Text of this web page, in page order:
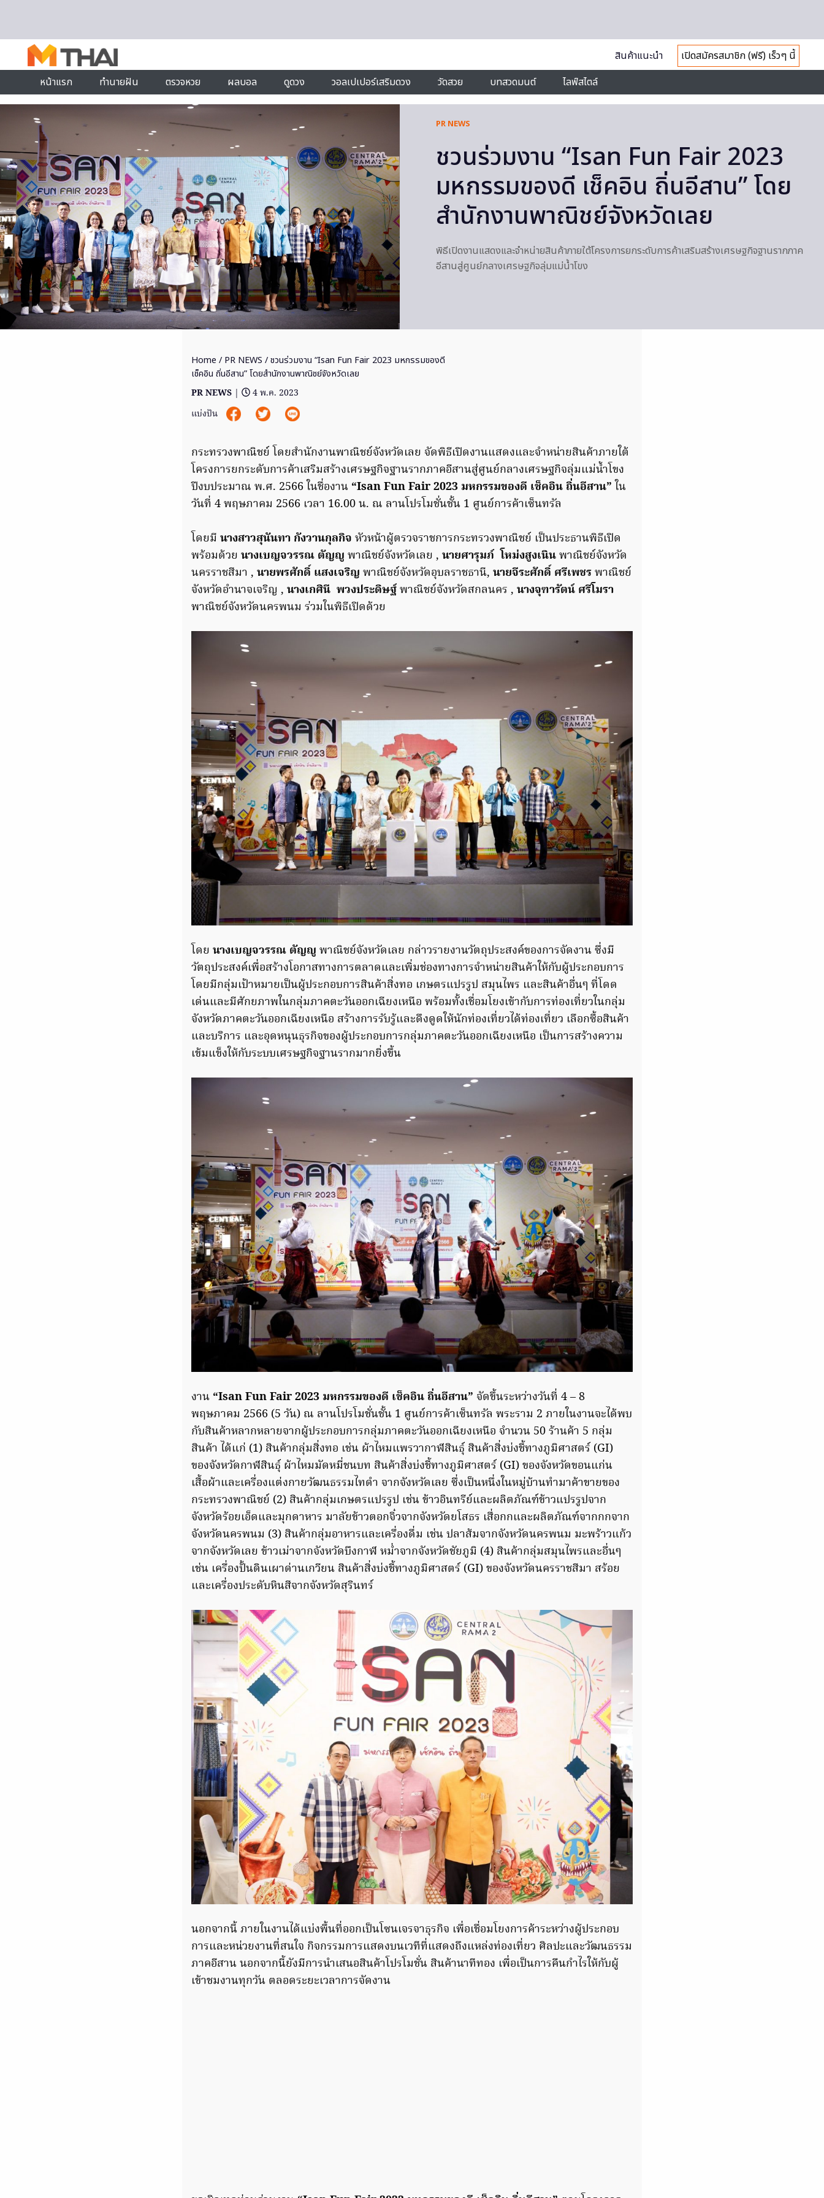
สินค้าแนะนำ
เปิดสมัครสมาชิก (ฟรี) เร็วๆ นี้
หน้าแรก
ทำนายฝัน ตรวจหวย ผลบอล ดูดวง วอลเปเปอร์เสริมดวง วัดสวย บทสวดมนต์ ไลฟ์สไตล์
PR NEWS
ชวนร่วมงาน “Isan Fun Fair 2023
มหกรรมของดี เช็คอิน ถิ่นอีสาน” โดย
สำนักงานพาณิชย์จังหวัดเลย
พิธีเปิดงานแสดงและจำหน่ายสินค้าภายใต้โครงการยกระดับการค้าเสริมสร้างเศรษฐกิจฐานรากภาค
อีสานสู่ศูนย์กลางเศรษฐกิจลุ่มแม่น้ำโขง
Home / PR NEWS / ชวนร่วมงาน “Isan Fun Fair 2023 มหกรรมของดี
เช็คอิน ถิ่นอีสาน” โดยสำนักงานพาณิชย์จังหวัดเลย
PR NEWS |
4 พ.ค. 2023
แบ่งปัน
กระทรวงพาณิชย์ โดยสำนักงานพาณิชย์จังหวัดเลย จัดพิธีเปิดงานแสดงและจำหน่ายสินค้าภายใต้
โครงการยกระดับการค้าเสริมสร้างเศรษฐกิจฐานรากภาคอีสานสู่ศูนย์กลางเศรษฐกิจลุ่มแม่น้ำโขง
ปีงบประมาณ พ.ศ. 2566 ในชื่องาน “Isan Fun Fair 2023 มหกรรมของดี เช็คอิน ถิ่นอีสาน” ใน
วันที่ 4 พฤษภาคม 2566 เวลา 16.00 น. ณ ลานโปรโมชั่นชั้น 1 ศูนย์การค้าเซ็นทรัล
โดยมี นางสาวสุนันทา กังวานกุลกิจ หัวหน้าผู้ตรวจราชการกระทรวงพาณิชย์ เป็นประธานพิธีเปิด
พร้อมด้วย นางเบญจวรรณ ตัญญู พาณิชย์จังหวัดเลย , นายศารุมภ์ โหม่งสูงเนินพาณิชย์จังหวัด
นครราชสีมา , นายพรศักดิ์ แสงเจริญ พาณิชย์จังหวัดอุบลราชธานี, นายจีระศักดิ์ ศรีเพชรพาณิชย์
จังหวัดอำนาจเจริญ , นางเกศินี พวงประดิษฐ์พาณิชย์จังหวัดสกลนคร , นางจุฑารัตน์ ศรีโมรา
พาณิชย์จังหวัดนครพนม ร่วมในพิธีเปิดด้วย
โดย นางเบญจวรรณ ตัญญู พาณิชย์จังหวัดเลย กล่าวรายงานวัตถุประสงค์ของการจัดงาน ซึ่งมี
วัตถุประสงค์เพื่อสร้างโอกาสทางการตลาดและเพิ่มช่องทางการจำหน่ายสินค้าให้กับผู้ประกอบการ
โดยมีกลุ่มเป้าหมายเป็นผู้ประกอบการสินค้าสิ่งทอ เกษตรแปรรูป สมุนไพร และสินค้าอื่นๆ ที่โดด
เด่นและมีศักยภาพในกลุ่มภาคตะวันออกเฉียงเหนือ พร้อมทั้งเชื่อมโยงเข้ากับการท่องเที่ยวในกลุ่ม
จังหวัดภาคตะวันออกเฉียงเหนือ สร้างการรับรู้และดึงดูดให้นักท่องเที่ยวได้ท่องเที่ยว เลือกซื้อสินค้า
และบริการ และอุดหนุนธุรกิจของผู้ประกอบการกลุ่มภาคตะวันออกเฉียงเหนือ เป็นการสร้างความ
เข้มแข็งให้กับระบบเศรษฐกิจฐานรากมากยิ่งขึ้น
งาน “Isan Fun Fair 2023 มหกรรมของดี เช็คอิน ถิ่นอีสาน” จัดขึ้นระหว่างวันที่ 4 – 8
พฤษภาคม 2566 (5 วัน) ณ ลานโปรโมชั่นชั้น 1 ศูนย์การค้าเซ็นทรัล พระราม 2 ภายในงานจะได้พบ
กับสินค้าหลากหลายจากผู้ประกอบการกลุ่มภาคตะวันออกเฉียงเหนือ จำนวน 50 ร้านค้า 5 กลุ่ม
สินค้า ได้แก่ (1) สินค้ากลุ่มสิ่งทอ เช่น ผ้าไหมแพรวากาฬสินธุ์ สินค้าสิ่งบ่งชี้ทางภูมิศาสตร์ (GI)
ของจังหวัดกาฬสินธุ์ ผ้าไหมมัดหมี่ชนบท สินค้าสิ่งบ่งชี้ทางภูมิศาสตร์ (GI) ของจังหวัดขอนแก่น
เสื้อผ้าและเครื่องแต่งกายวัฒนธรรมไทดำ จากจังหวัดเลย ซึ่งเป็นหนึ่งในหมู่บ้านทำมาค้าขายของ
กระทรวงพาณิชย์ (2) สินค้ากลุ่มเกษตรแปรรูป เช่น ข้าวอินทรีย์และผลิตภัณฑ์ข้าวแปรรูปจาก
จังหวัดร้อยเอ็ดและมุกดาหาร มาลัยข้าวตอกจิ๋วจากจังหวัดยโสธร เสื่อกกและผลิตภัณฑ์จากกกจาก
จังหวัดนครพนม (3) สินค้ากลุ่มอาหารและเครื่องดื่ม เช่น ปลาส้มจากจังหวัดนครพนม มะพร้าวแก้ว
จากจังหวัดเลย ข้าวเม่าจากจังหวัดบึงกาฬ หม่ำจากจังหวัดชัยภูมิ (4) สินค้ากลุ่มสมุนไพรและอื่นๆ
เช่น เครื่องปั้นดินเผาด่านเกวียน สินค้าสิ่งบ่งชี้ทางภูมิศาสตร์ (GI) ของจังหวัดนครราชสีมา สร้อย
และเครื่องประดับหินสีจากจังหวัดสุรินทร์
นอกจากนี้ ภายในงานได้แบ่งพื้นที่ออกเป็นโซนเจรจาธุรกิจ เพื่อเชื่อมโยงการค้าระหว่างผู้ประกอบ
การและหน่วยงานที่สนใจ กิจกรรมการแสดงบนเวทีที่แสดงถึงแหล่งท่องเที่ยว ศิลปะและวัฒนธรรม
ภาคอีสาน นอกจากนี้ยังมีการนำเสนอสินค้าโปรโมชั่น สินค้านาทีทอง เพื่อเป็นการคืนกำไรให้กับผู้
เข้าชมงานทุกวัน ตลอดระยะเวลาการจัดงาน